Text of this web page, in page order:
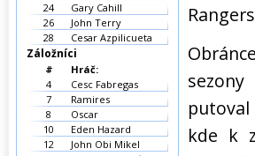
kde k
24
Gary Cahill
26
John Terry
28
Cesar Azpilicueta
Záložníci
#
Hráč:
4
Cesc Fabregas
7
Ramires
8
Oscar
10
Eden Hazard
12
John Obi Mikel